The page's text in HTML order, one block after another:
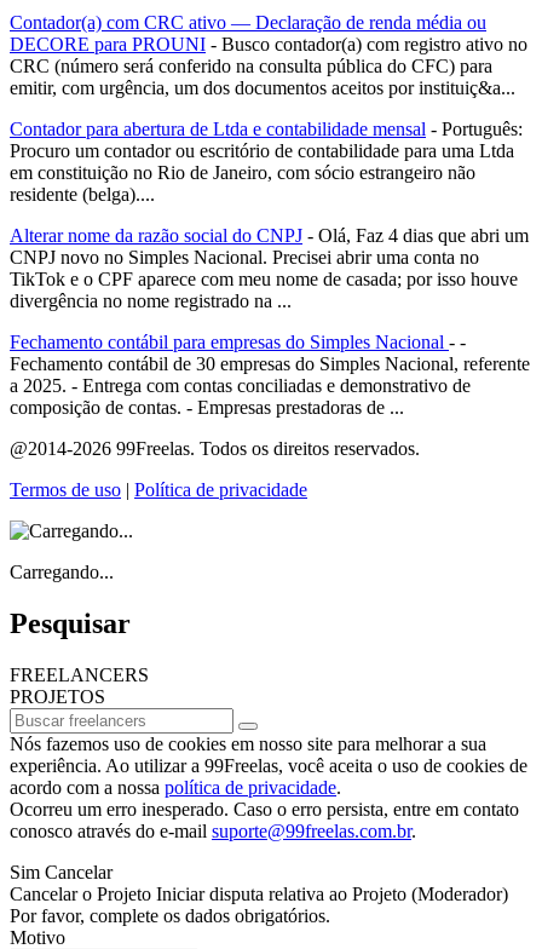
Contador(a) com CRC ativo — Declaração de renda média ou
DECORE para PROUNI - Busco contador(a) com registro ativo no
CRC (número será conferido na consulta pública do CFC) para
emitir, com urgência, um dos documentos aceitos por instituiç&a...
Contador para abertura de Ltda e contabilidade mensal - Português:
Procuro um contador ou escritório de contabilidade para uma Ltda
em constituição no Rio de Janeiro, com sócio estrangeiro não
residente (belga)....
Alterar nome da razão social do CNPJ - Olá, Faz 4 dias que abri um
CNPJ novo no Simples Nacional. Precisei abrir uma conta no
TikTok e o CPF aparece com meu nome de casada; por isso houve
divergência no nome registrado na ...
Fechamento contábil para empresas do Simples Nacional - -
Fechamento contábil de 30 empresas do Simples Nacional, referente
a 2025. - Entrega com contas conciliadas e demonstrativo de
composição de contas. - Empresas prestadoras de ...
@2014-2026 99Freelas. Todos os direitos reservados.
Termos de uso | Política de privacidade
Carregando...
Pesquisar
FREELANCERS
PROJETOS
Nós fazemos uso de cookies em nosso site para melhorar a sua
experiência. Ao utilizar a 99Freelas, você aceita o uso de cookies de
acordo com a nossa política de privacidade.
Ocorreu um erro inesperado. Caso o erro persista, entre em contato
conosco através do e-mail suporte@99freelas.com.br.
Sim Cancelar
Cancelar o Projeto Iniciar disputa relativa ao Projeto (Moderador)
Por favor, complete os dados obrigatórios.
Motivo